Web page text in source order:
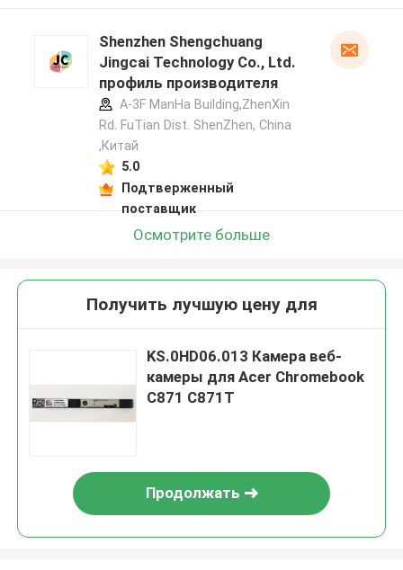
Shenzhen Shengchuang
Jingcai Technology Co., Ltd.
профиль производителя
A-3F ManHa Building,ZhenXin
Rd. FuTian Dist. ShenZhen, China
,Китай
5.0
Подтверженный
поставщик
Осмотрите больше
Получить лучшую цену для
KS.0HD06.013 Камера веб-
камеры для Acer Chromebook
C871 C871T
Продолжать